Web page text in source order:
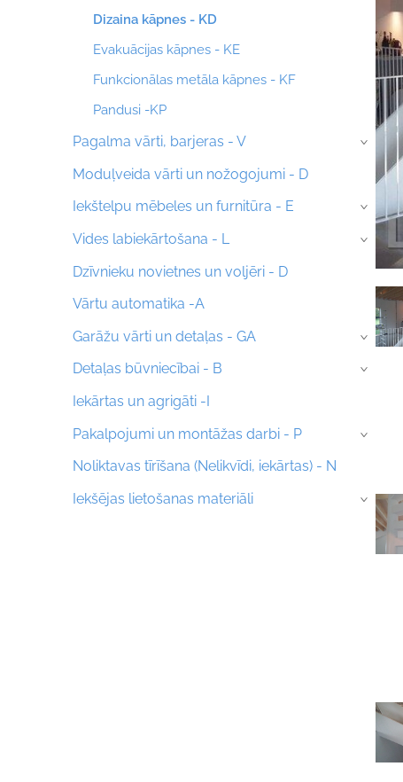
Dizaina kāpnes - KD
Evakuācijas kāpnes - KE
Funkcionālas metāla kāpnes - KF
Pandusi -KP
Pagalma vārti, barjeras - V ›
Moduļveida vārti un nožogojumi - D
Iekštelpu mēbeles un furnitūra - E
›
Vides labiekārtošana - L ›
Dzīvnieku novietnes un voljēri - D
Vārtu automatika -A
Garāžu vārti un detaļas - GA
›
Detaļas būvniecībai - B ›
Iekārtas un agrigāti -I
Pakalpojumi un montāžas darbi - P
›
Noliktavas tīrīšana (Nelikvīdi, iekārtas) - N
Iekšējas lietošanas materiāli
›